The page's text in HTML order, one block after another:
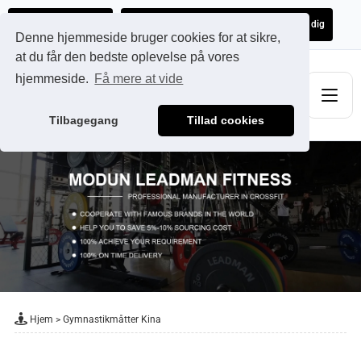
Denne hjemmeside bruger cookies for at sikre,
at du får den bedste oplevelse på vores
hjemmeside. Få mere at vide
Tilbagegang Tillad cookies
Få et uforpligtende tilbud skræddersyet til dig
Hjem > Gymnastikmåtter Kina